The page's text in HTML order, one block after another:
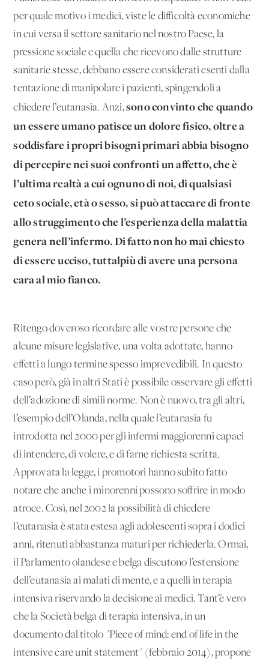
per quale motivo i medici, viste le difficoltà economiche
in cui versa il settore sanitario nel nostro Paese, la
pressione sociale e quella che ricevono dalle strutture
sanitarie stesse, debbano essere considerati esenti dalla
tentazione di manipolare i pazienti, spingendoli a
chiedere l’eutanasia. Anzi,sono convinto che quando
un essere umano patisce un dolore fisico, oltre a
soddisfare i propri bisogni primari abbia bisogno
di percepire nei suoi confronti un affetto, che è
l’ultima realtà a cui ognuno di noi, di qualsiasi
ceto sociale, età o sesso, si può attaccare di fronte
allo struggimento che l’esperienza della malattia
genera nell’infermo. Di fatto non ho mai chiesto
di essere ucciso, tuttalpiù di avere una persona
cara al mio fianco.
Ritengo doveroso ricordare alle vostre persone che
alcune misure legislative, una volta adottate, hanno
effetti a lungo termine spesso imprevedibili. In questo
caso però, già in altri Stati è possibile osservare gli effetti
dell’adozione di simili norme. Non è nuovo, tra gli altri,
l’esempio dell’Olanda, nella quale l’eutanasia fu
introdotta nel 2000 per gli infermi maggiorenni capaci
di intendere, di volere, e di farne richiesta scritta.
Approvata la legge, i promotori hanno subito fatto
notare che anche i minorenni possono soffrire in modo
atroce. Così, nel 2002 la possibilità di chiedere
l’eutanasia è stata estesa agli adolescenti sopra i dodici
anni, ritenuti abbastanza maturi per richiederla. Ormai,
il Parlamento olandese e belga discutono l’estensione
dell’eutanasia ai malati di mente, e a quelli in terapia
intensiva riservando la decisione ai medici. Tant’è vero
che la Società belga di terapia intensiva, in un
documento dal titolo "Piece of mind: end of life in the
intensive care unit statement" (febbraio 2014), propone